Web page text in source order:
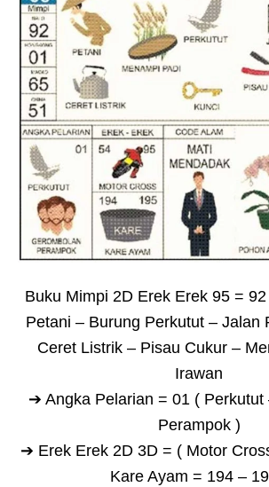
Buku Mimpi 2D Erek Erek 95 =
Petani – Burung Perkutut – Jalan
Ceret Listrik – Pisau Cukur –
Irawan
➔ Angka Pelarian = 01 ( Perkutut
Perampok )
➔ Erek Erek 2D 3D = ( Motor
Kare Ayam = 194 –